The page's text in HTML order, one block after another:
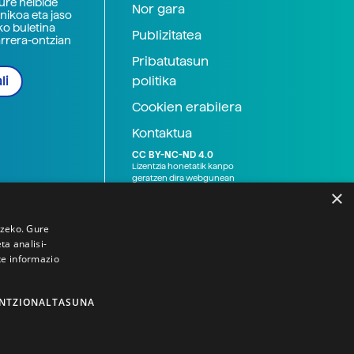
eta jaso
buletina
ontzian
Nor gara
Publizitatea
Pribatutasun
politika
Cookien erabilera
Kontaktua
CC BY-NC-ND 4.0
Lizentzia honetatik kanpo
geratzen dira webgunean
×
Gure
analisi-
informazio